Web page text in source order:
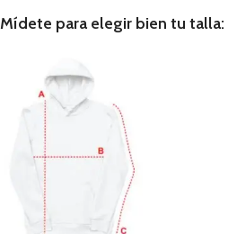
Mídete para elegir bien tu talla: